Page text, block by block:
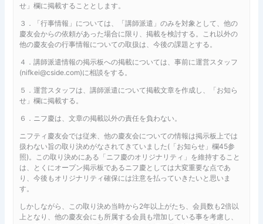
せ」欄に掲載することとします。
３．「行事情報」については、「講師派遣」のみを対象として、他の
慶友会からの依頼があった場合に限り、掲載を検討する。これ以外の
他の慶友会の行事情報についての取扱は、今後の課題とする。
４．講師派遣情報の掲示板への掲載については、事前に運営スタッフ
(nifkei@cside.com)に相談をする。
５．運営スタッフは、講師派遣について掲載文章を作成し、「お知ら
せ」欄に掲載する。
６．ニフ慶は、文章の掲載以外の責任を負わない。
ニフティ慶友会では従来、他の慶友会についての情報は掲示板上では
扱わない旨の取り決めがなされてきていました(「お知らせ」欄45参
照)。この取り決めにある「ニフ慶のオリジナリティ」を維持すること
は、とくにオープン掲示板であるニフ慶としては大変重要な点であ
り、今後もオリジナリティ確保には注意を払っていきたいと思いま
す。
しかしながら、この取り決め当時から2年以上がたち、会員数も2倍以
上となり、他の慶友会にも所属する会員も増加している事を考慮し、